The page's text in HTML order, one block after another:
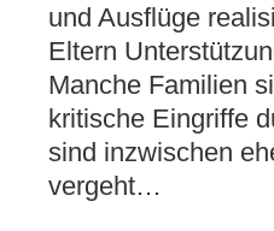
und Ausflüge
Eltern
Manche Familien
kritische Eingriffe
sind inzwischen
vergeht…